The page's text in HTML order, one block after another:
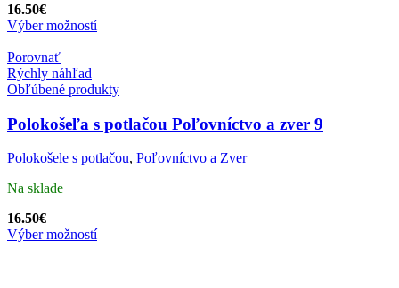
16.50€
Výber možností
Porovnať
Rýchly náhľad
Obľúbené produkty
Polokošeľa s potlačou Poľovníctvo a zver 9
Polokošele s potlačou, Poľovníctvo a Zver
Na sklade
16.50€
Výber možností